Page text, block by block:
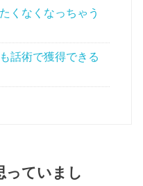
くなくなっちゃう
話術で獲得できる
っていまし